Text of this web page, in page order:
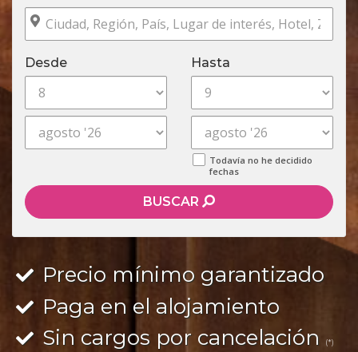
Desde Hasta
Todavía no he decidido
fechas
BUSCAR
Precio mínimo garantizado
Paga en el alojamiento
Sin cargos por cancelación
(*)